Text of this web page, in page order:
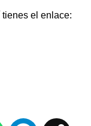
el enlace: